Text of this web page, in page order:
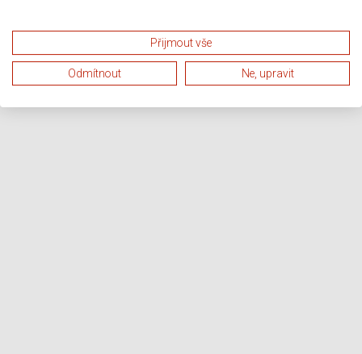
Přijmout vše
Odmítnout Ne, upravit